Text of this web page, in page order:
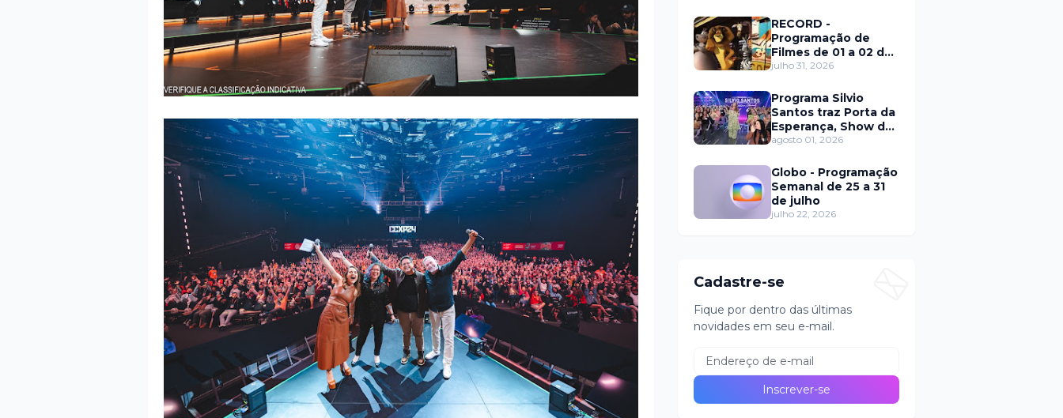
RECORD -
Programação de
Filmes de 01 a 02 de
agosto
julho 31, 2026
Programa Silvio
Santos traz Porta da
Esperança, Show de
Calouros e Qual é a
domingo (2)
agosto 01, 2026
Globo - Programação
Semanal de 25 a 31
de julho
julho 22, 2026
Cadastre-se
Fique por dentro das últimas
novidades em seu e-mail.